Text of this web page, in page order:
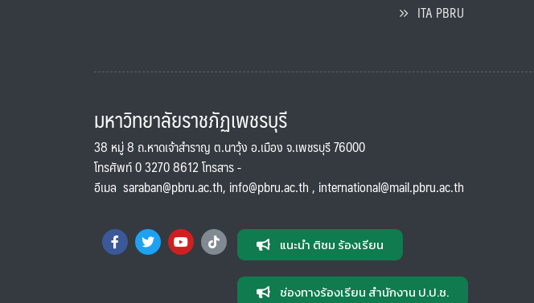
ITA PBRU
มหาวิทยาลัยราชภัฏเพชรบุรี
38 หมู่ 8 ถ.หาดเจ้าสำราญ ต.นาวุ้ง อ.เมือง จ.เพชรบุรี 76000
โทรศัพท์ 0 3270 8612 โทรสาร -
อีเมล saraban@pbru.ac.th, info@pbru.ac.th, international@mail.pbru.ac.th
แนะนำ ติชม ร้องเรียน
ช่องทางร้องเรียน สำนักงาน ป.ป.ช.